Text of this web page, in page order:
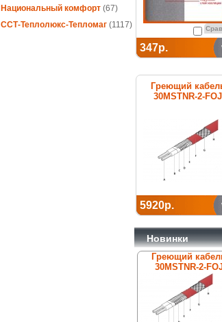
Национальный комфорт(67)
ССТ-Теплолюкс-Тепломаг(1117)
347р.
Греющий
30MSTNR-2-FOJ
5920р.
Новинки
Греющий
30MSTNR-2-